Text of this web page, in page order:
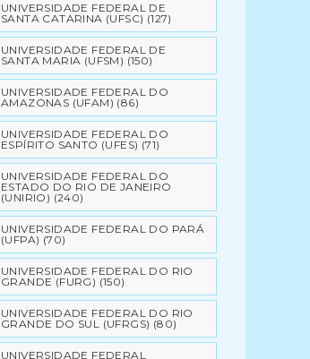
UNIVERSIDADE FEDERAL DE
SANTA CATARINA (UFSC) (127)
UNIVERSIDADE FEDERAL DE
SANTA MARIA (UFSM) (150)
UNIVERSIDADE FEDERAL DO
AMAZONAS (UFAM) (86)
UNIVERSIDADE FEDERAL DO
ESPÍRITO SANTO (UFES) (71)
UNIVERSIDADE FEDERAL DO
ESTADO DO RIO DE JANEIRO
(UNIRIO) (240)
UNIVERSIDADE FEDERAL DO PARÁ
(UFPA) (70)
UNIVERSIDADE FEDERAL DO RIO
GRANDE (FURG) (150)
UNIVERSIDADE FEDERAL DO RIO
GRANDE DO SUL (UFRGS) (80)
UNIVERSIDADE FEDERAL